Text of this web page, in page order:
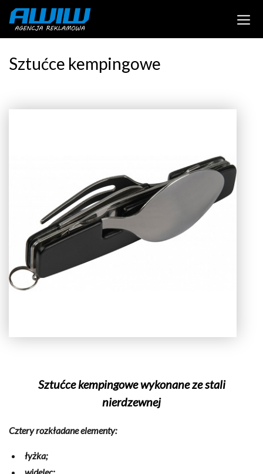
Sztućce kempingowe
Sztućce kempingowe wykonane ze stali
nierdzewnej
Cztery rozkładane elementy:
łyżka;